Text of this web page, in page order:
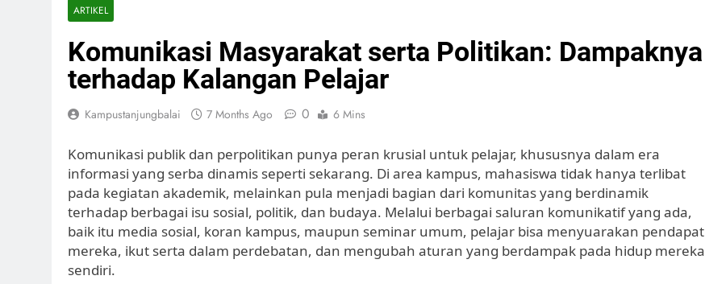
ARTIKEL
Komunikasi Masyarakat serta Politikan: Dampaknya
terhadap Kalangan Pelajar
Kampustanjungbalai 7 Months Ago 0 6 Mins
Komunikasi publik dan perpolitikan punya peran krusial untuk pelajar, khususnya dalam era
informasi yang serba dinamis seperti sekarang. Di area kampus, mahasiswa tidak hanya terlibat
pada kegiatan akademik, melainkan pula menjadi bagian dari komunitas yang berdinamik
terhadap berbagai isu sosial, politik, dan budaya. Melalui berbagai saluran komunikatif yang ada,
baik itu media sosial, koran kampus, maupun seminar umum, pelajar bisa menyuarakan pendapat
mereka, ikut serta dalam perdebatan, dan mengubah aturan yang berdampak pada hidup mereka
sendiri.